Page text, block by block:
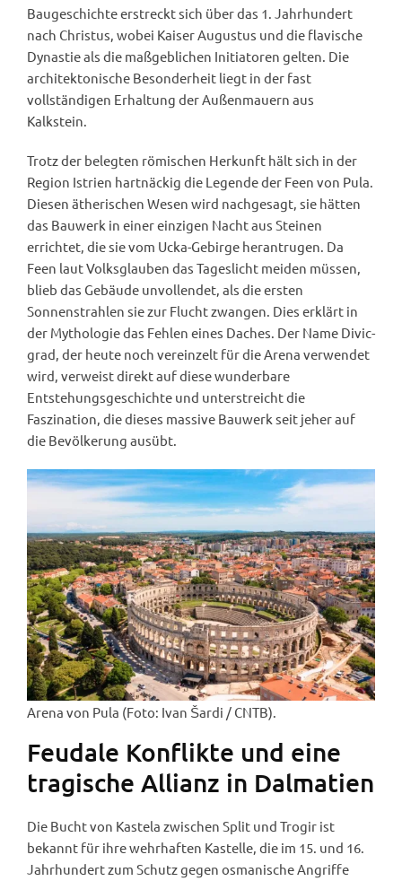
Baugeschichte erstreckt sich über das 1. Jahrhundert
nach Christus, wobei Kaiser Augustus und die flavische
Dynastie als die maßgeblichen Initiatoren gelten. Die
architektonische Besonderheit liegt in der fast
vollständigen Erhaltung der Außenmauern aus
Kalkstein.
Trotz der belegten römischen Herkunft hält sich in der
Region Istrien hartnäckig die Legende der Feen von Pula.
Diesen ätherischen Wesen wird nachgesagt, sie hätten
das Bauwerk in einer einzigen Nacht aus Steinen
errichtet, die sie vom Ucka-Gebirge herantrugen. Da
Feen laut Volksglauben das Tageslicht meiden müssen,
blieb das Gebäude unvollendet, als die ersten
Sonnenstrahlen sie zur Flucht zwangen. Dies erklärt in
der Mythologie das Fehlen eines Daches. Der Name Divic-
grad, der heute noch vereinzelt für die Arena verwendet
wird, verweist direkt auf diese wunderbare
Entstehungsgeschichte und unterstreicht die
Faszination, die dieses massive Bauwerk seit jeher auf
die Bevölkerung ausübt.
Arena von Pula (Foto: Ivan Šardi / CNTB).
Feudale Konflikte und eine
tragische Allianz in Dalmatien
Die Bucht von Kastela zwischen Split und Trogir ist
bekannt für ihre wehrhaften Kastelle, die im 15. und 16.
Jahrhundert zum Schutz gegen osmanische Angriffe